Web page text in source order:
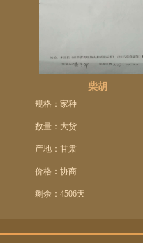
柴胡
规格：家种
数量：大货
产地：甘肃
价格：协商
剩余：4506天